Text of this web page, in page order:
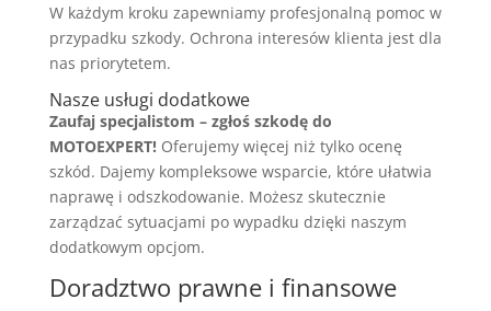
W każdym kroku zapewniamy profesjonalną pomoc w
przypadku szkody. Ochrona interesów klienta jest dla
nas priorytetem.
Nasze usługi dodatkowe
Zaufaj specjalistom – zgłoś szkodę do
MOTOEXPERT!Oferujemy więcej niż tylko ocenę
szkód. Dajemy kompleksowe wsparcie, które ułatwia
naprawę i odszkodowanie. Możesz skutecznie
zarządzać sytuacjami po wypadku dzięki naszym
dodatkowym opcjom.
Doradztwo prawne i finansowe